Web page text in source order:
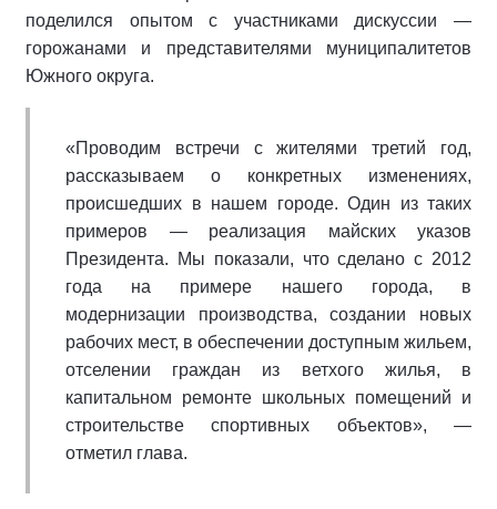
поделился опытом с участниками дискуссии ―
горожанами и представителями муниципалитетов
Южного округа.
«Проводим встречи с жителями третий год,
рассказываем о конкретных изменениях,
происшедших в нашем городе. Один из таких
примеров ― реализация майских указов
Президента. Мы показали, что сделано с 2012
года на примере нашего города, в
модернизации производства, создании новых
рабочих мест, в обеспечении доступным жильем,
отселении граждан из ветхого жилья, в
капитальном ремонте школьных помещений и
строительстве спортивных объектов», ―
отметил глава.